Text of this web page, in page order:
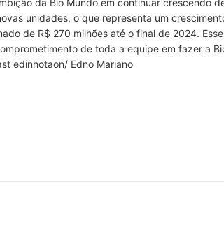
unidades, o que representa um
de R$ 270 milhões até o final de 2024.
de toda a equipe em fazer a
edinhotaon/ Edno Mariano